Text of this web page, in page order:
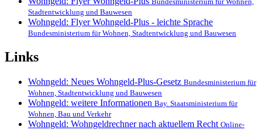
Stadtentwicklung und Bauwesen
Wohngeld: Flyer Wohngeld-Plus - leichte Sprache
Bundesministerium für Wohnen, Stadtentwicklung und Bauwesen
Links
Wohngeld: Neues Wohngeld-Plus-Gesetz Bundesministerium für
Wohnen, Stadtentwicklung und Bauwesen
Wohngeld: weitere Informationen Bay. Staatsministerium für
Wohnen, Bau und Verkehr
Wohngeld: Wohngeldrechner nach aktuellem Recht Online-